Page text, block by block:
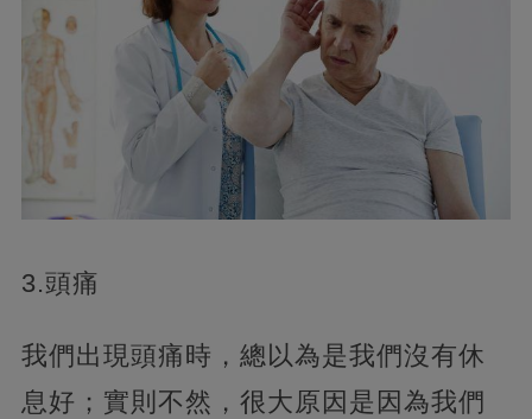
3.頭痛
我們出現頭痛時，總以為是我們沒有休
息好；實則不然，很大原因是因為我們